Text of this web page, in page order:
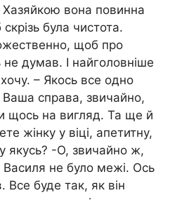
Хазяйкою вона повинна
була чистота.
щоб про
не думав. І найголовніше
– Якось все одно
справа, звичайно,
щось на вигляд. Та ще й
жінку у віці, апетитну,
якусь? -О, звичайно ж,
Василя не було межі. Ось
Все буде так, як він